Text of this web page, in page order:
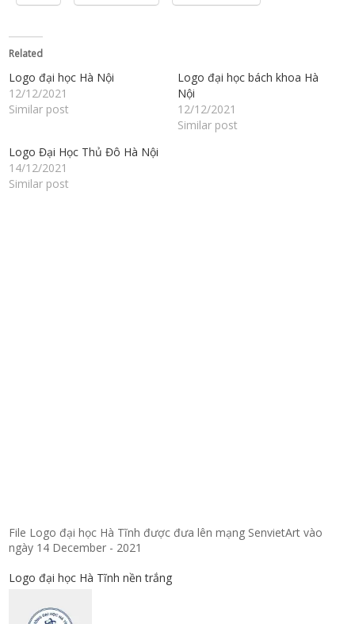
Related
Logo đại học Hà Nội
12/12/2021
Similar post
Logo đại học bách khoa Hà
Nội
12/12/2021
Similar post
Logo Đại Học Thủ Đô Hà Nội
14/12/2021
Similar post
File Logo đại học Hà Tĩnh được đưa lên mạng SenvietArt vào
ngày 14 December - 2021
Logo đại học Hà Tĩnh nền trắng